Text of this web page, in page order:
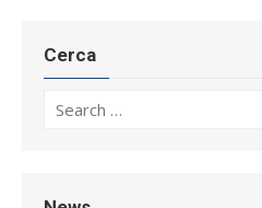
Cerca